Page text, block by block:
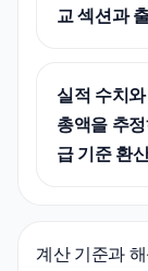
교 섹션과
실적 수치
총액을 추
급 기준 환
계산 기준과